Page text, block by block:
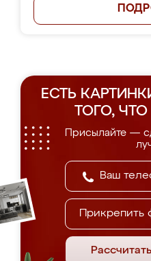
ЕСТЬ
ТОГО,
Присылайте —
Прикрепить